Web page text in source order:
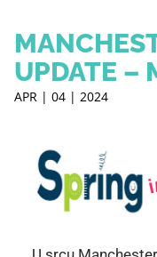
UPDATE –
APR | 04 | 2024